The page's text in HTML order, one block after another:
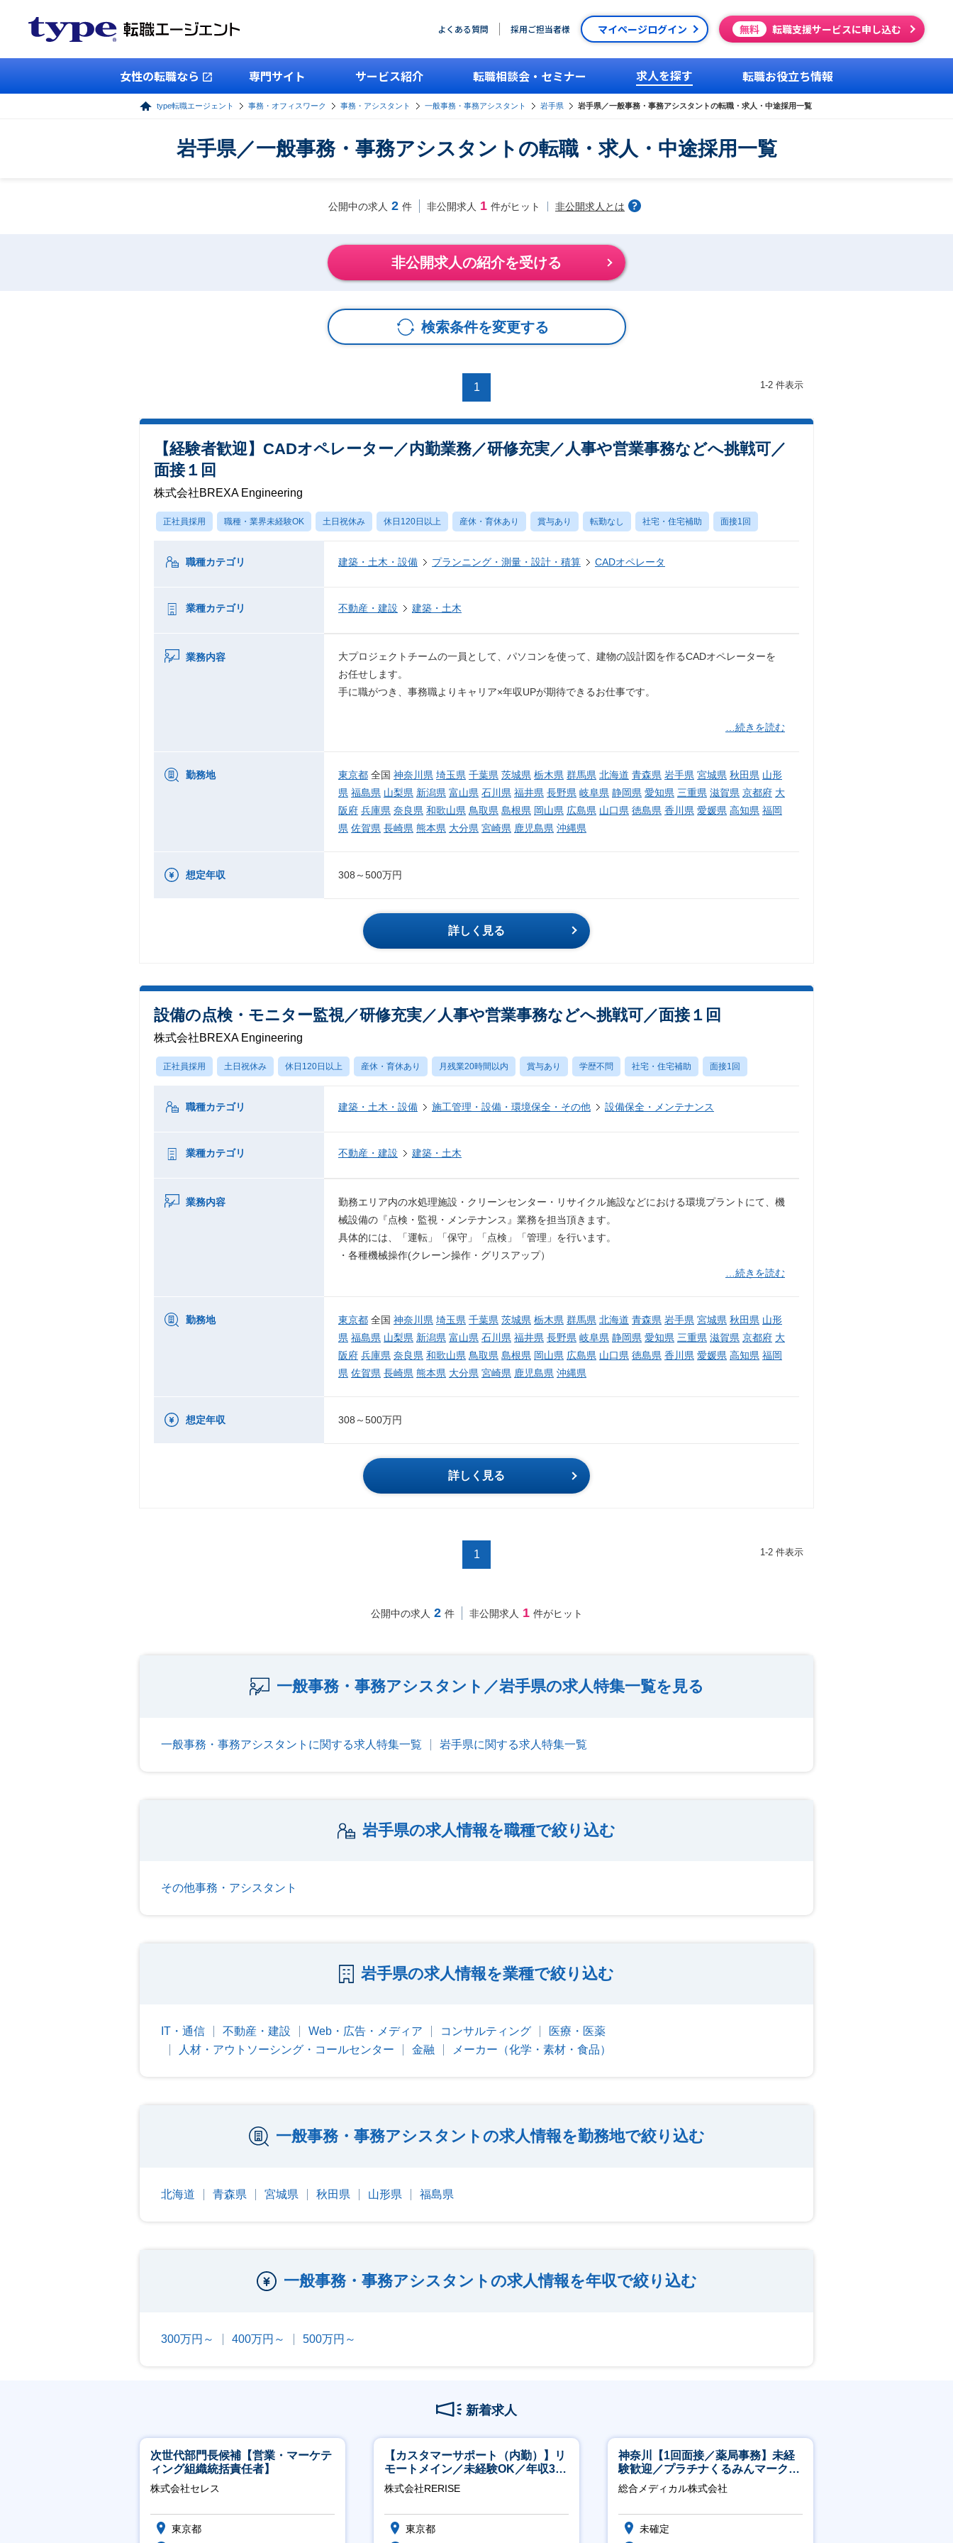
よくある質問 採用ご担当者様 マイページログイン 無料 転職支援サービスに申し込む
女性の転職なら 専門サイト サービス紹介 転職相談会・セミナー 求人を探す 転職お役立ち情報
type転職エージェント 事務・オフィスワーク 事務・アシスタント 一般事務・事務アシスタント 岩手県 岩手県／一般事務・事務アシスタントの転職・求人・中途採用一覧
岩手県／一般事務・事務アシスタントの転職・求人・中途採用一覧
公開中の求人 2 件 非公開求人 1 件がヒット 非公開求人とは
非公開求人の紹介を受ける
検索条件を変更する
1 1-2 件表示
【経験者歓迎】CADオペレーター／内勤業務／研修充実／人事や営業事務などへ挑戦可／
面接１回
株式会社BREXA Engineering
正社員採用 職種・業界未経験OK 土日祝休み 休日120日以上 産休・育休あり 賞与あり 転勤なし 社宅・住宅補助 面接1回
職種カテゴリ 建築・土木・設備 プランニング・測量・設計・積算 CADオペレータ
業種カテゴリ 不動産・建設 建築・土木
業務内容
大プロジェクトチームの一員として、パソコンを使って、建物の設計図を作るCADオペレーターを
お任せします。
手に職がつき、事務職よりキャリア×年収UPが期待できるお仕事です。
…続きを読む
勤務地 東京都 全国 神奈川県 埼玉県 千葉県 茨城県 栃木県 群馬県 北海道 青森県 岩手県 宮城県 秋田県 山形
県 福島県 山梨県 新潟県 富山県 石川県 福井県 長野県 岐阜県 静岡県 愛知県 三重県 滋賀県 京都府 大
阪府 兵庫県 奈良県 和歌山県 鳥取県 島根県 岡山県 広島県 山口県 徳島県 香川県 愛媛県 高知県 福岡
県 佐賀県 長崎県 熊本県 大分県 宮崎県 鹿児島県 沖縄県
想定年収 308～500万円
詳しく見る
設備の点検・モニター監視／研修充実／人事や営業事務などへ挑戦可／面接１回
株式会社BREXA Engineering
正社員採用 土日祝休み 休日120日以上 産休・育休あり 月残業20時間以内 賞与あり 学歴不問 社宅・住宅補助 面接1回
職種カテゴリ 建築・土木・設備 施工管理・設備・環境保全・その他 設備保全・メンテナンス
業種カテゴリ 不動産・建設 建築・土木
業務内容
勤務エリア内の水処理施設・クリーンセンター・リサイクル施設などにおける環境プラントにて、機
械設備の『点検・監視・メンテナンス』業務を担当頂きます。
具体的には、「運転」「保守」「点検」「管理」を行います。
・各種機械操作(クレーン操作・グリスアップ）
…続きを読む
勤務地 東京都 全国 神奈川県 埼玉県 千葉県 茨城県 栃木県 群馬県 北海道 青森県 岩手県 宮城県 秋田県 山形
県 福島県 山梨県 新潟県 富山県 石川県 福井県 長野県 岐阜県 静岡県 愛知県 三重県 滋賀県 京都府 大
阪府 兵庫県 奈良県 和歌山県 鳥取県 島根県 岡山県 広島県 山口県 徳島県 香川県 愛媛県 高知県 福岡
県 佐賀県 長崎県 熊本県 大分県 宮崎県 鹿児島県 沖縄県
想定年収 308～500万円
詳しく見る
1 1-2 件表示
公開中の求人 2 件 非公開求人 1 件がヒット
一般事務・事務アシスタント／岩手県の求人特集一覧を見る
一般事務・事務アシスタントに関する求人特集一覧 岩手県に関する求人特集一覧
岩手県の求人情報を職種で絞り込む
その他事務・アシスタント
岩手県の求人情報を業種で絞り込む
IT・通信 不動産・建設 Web・広告・メディア コンサルティング
医療・医薬
人材・アウトソーシング・コールセンター
金融 メーカー（化学・素材・食品）
一般事務・事務アシスタントの求人情報を勤務地で絞り込む
北海道 青森県 宮城県 秋田県 山形県 福島県
一般事務・事務アシスタントの求人情報を年収で絞り込む
300万円～ 400万円～ 500万円～
新着求人
次世代部門長候補【営業・マーケテ
ィング組織統括責任者】
株式会社セレス
東京都
【カスタマーサポート（内勤）】リ
モートメイン／未経験OK／年収340
万～／年間休日125日
株式会社RERISE
東京都
神奈川【1回面接／薬局事務】未経
験歓迎／プラチナくるみんマーク取
得／月平均残業13h／年休126日
総合メディカル株式会社
未確定